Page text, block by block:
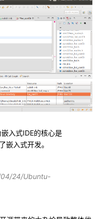
入式IDE的核心是
嵌入式开发。
24/Ubuntu-